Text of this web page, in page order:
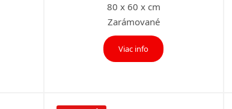
80 x 60 x cm
Zarámované
Viac info